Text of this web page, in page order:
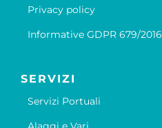
Privacy policy
Informative GDPR 679/2016
SERVIZI
Servizi Portuali